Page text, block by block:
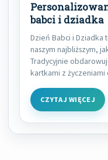
babci i dziadka
Dzień Babci i Dziadka
naszym najbliższym,
Tradycyjnie
kartkami z życzeniami
CZYTAJ WIĘCEJ